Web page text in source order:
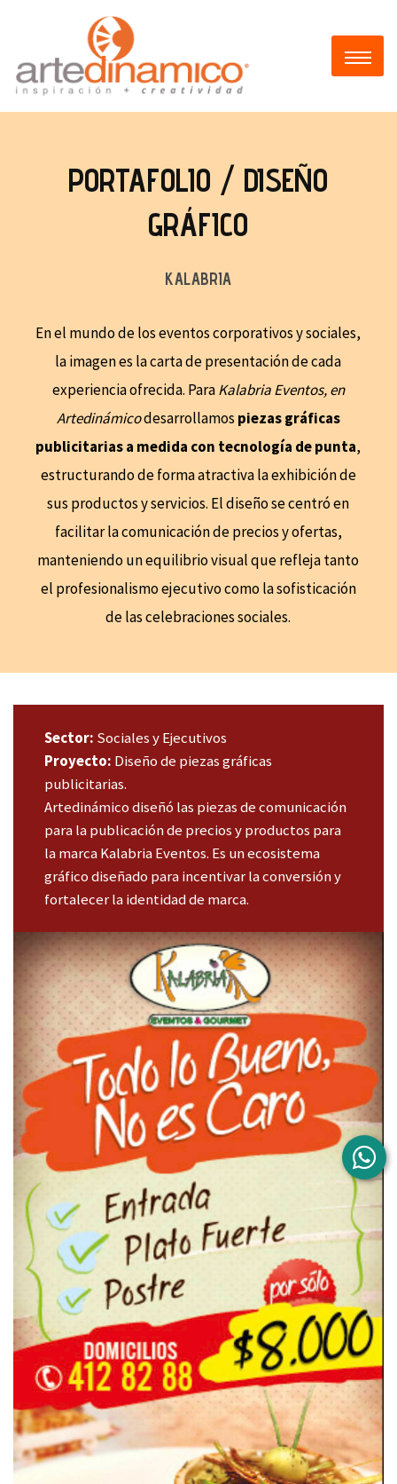
PORTAFOLIO / DISEÑO
GRÁFICO
KALABRIA
En el mundo de los eventos corporativos y sociales,
la imagen es la carta de presentación de cada
experiencia ofrecida. ParaKalabria Eventos, en
Artedinámicodesarrollamos piezas gráficas
publicitarias a medida con tecnología de punta,
estructurando de forma atractiva la exhibición de
sus productos y servicios. El diseño se centró en
facilitar la comunicación de precios y ofertas,
manteniendo un equilibrio visual que refleja tanto
el profesionalismo ejecutivo como la sofisticación
de las celebraciones sociales.
Sector: Sociales y Ejecutivos
Proyecto: Diseño de piezas gráficas
publicitarias.
Artedinámico diseñó las piezas de comunicación
para la publicación de precios y productos para
la marca Kalabria Eventos. Es un ecosistema
gráfico diseñado para incentivar la conversión y
fortalecer la identidad de marca.